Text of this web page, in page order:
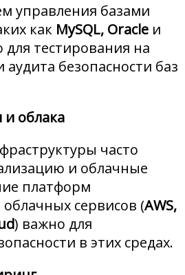
управления базами
как MySQL, Oracle и
для тестирования на
безопасности баз
и облака
часто
и облачные
платформ
сервисов (AWS,
) важно для
в этих средах.